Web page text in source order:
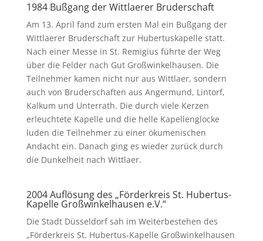
1984 Bußgang der Wittlaerer Bruderschaft
Am 13. April fand zum ersten Mal ein Bußgang der
Wittlaerer Bruderschaft zur Hubertuskapelle statt.
Nach einer Messe in St. Remigius führte der Weg
über die Felder nach Gut Großwinkelhausen. Die
Teilnehmer kamen nicht nur aus Wittlaer, sondern
auch von Bruderschaften aus Angermund, Lintorf,
Kalkum und Unterrath. Die durch viele Kerzen
erleuchtete Kapelle und die helle Kapellenglocke
luden die Teilnehmer zu einer ökumenischen
Andacht ein. Danach ging es wieder zurück durch
die Dunkelheit nach Wittlaer.
2004 Auflösung des „Förderkreis St. Hubertus-
Kapelle Großwinkelhausen e.V.“
Die Stadt Düsseldorf sah im Weiterbestehen des
„Förderkreis St. Hubertus-Kapelle Großwinkelhausen